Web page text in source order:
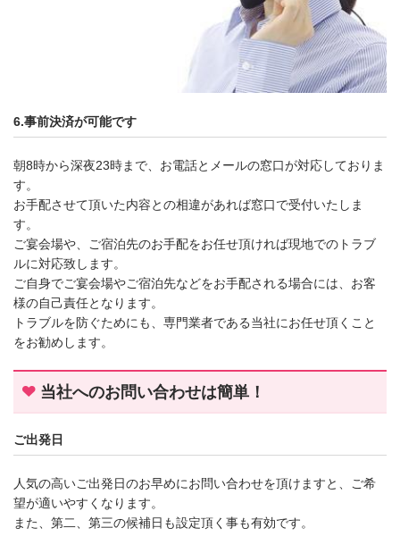
6.事前決済が可能です
朝8時から深夜23時まで、お電話とメールの窓口が対応しておりま
す。
お手配させて頂いた内容との相違があれば窓口で受付いたしま
す。
ご宴会場や、ご宿泊先のお手配をお任せ頂ければ現地でのトラブ
ルに対応致します。
ご自身でご宴会場やご宿泊先などをお手配される場合には、お客
様の自己責任となります。
トラブルを防ぐためにも、専門業者である当社にお任せ頂くこと
をお勧めします。
当社へのお問い合わせは簡単！
ご出発日
人気の高いご出発日のお早めにお問い合わせを頂けますと、ご希
望が適いやすくなります。
また、第二、第三の候補日も設定頂く事も有効です。